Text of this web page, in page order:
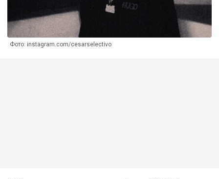
Фото: instagram.com/cesarselectivo